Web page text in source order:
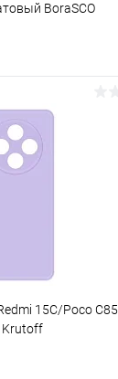
BoraSCO
корзину
15C/Poco C85
Krutoff